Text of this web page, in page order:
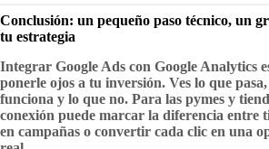
Conclusión: un pequeño paso técnico, un
tu estrategia
Integrar Google Ads con Google Analytics
ponerle ojos a tu inversión. Ves lo que
funciona y lo que no. Para las pymes y
conexión puede marcar la diferencia entre
en campañas o convertir cada clic en una